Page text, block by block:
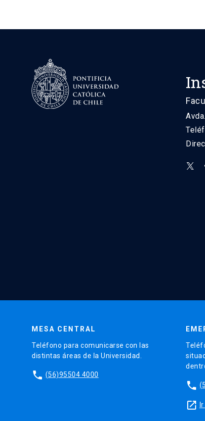
MESA CENTRAL
Teléfono para comunicarse con las
distintas áreas de la Universidad.
phone (56)95504 4000
phone
launch